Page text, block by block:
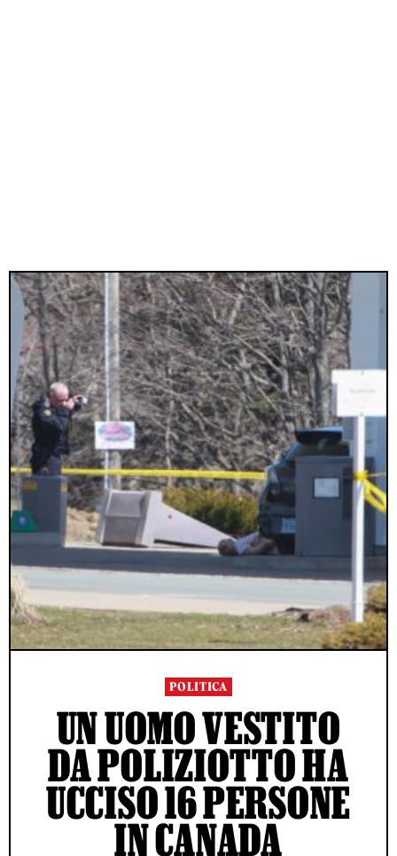
POLITICA
UN UOMO VESTITO
DA POLIZIOTTO HA
UCCISO 16 PERSONE
IN CANADA